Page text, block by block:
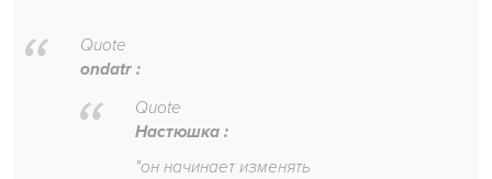
Quote
ondatr :
Quote
Настюшка :
"он начинает изменять